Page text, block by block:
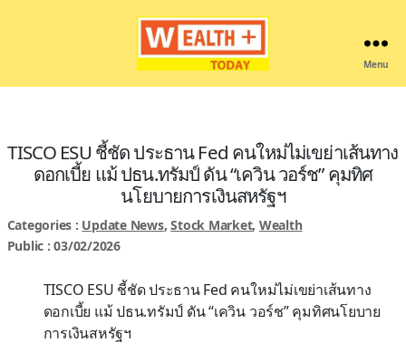
Menu
TISCO ESU ชี้ชัด ประธาน Fed คนใหม่ไม่เขย่าเส้นทาง
ดอกเบี้ย แม้ ปธน.ทรัมป์ ดัน “เควิน วอร์ช” คุมทิศ
นโยบายการเงินสหรัฐฯ
Categories : Update News,Stock Market, Wealth
Public : 03/02/2026
TISCO ESU ชี้ชัด ประธาน Fed คนใหม่ไม่เขย่าเส้นทาง
ดอกเบี้ย แม้ ปธน.ทรัมป์ ดัน “เควิน วอร์ช” คุมทิศนโยบาย
การเงินสหรัฐฯ